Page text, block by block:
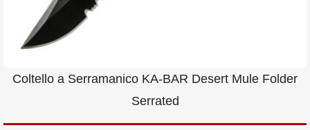
Coltello a Serramanico KA-BAR Desert Mule Folder
Serrated